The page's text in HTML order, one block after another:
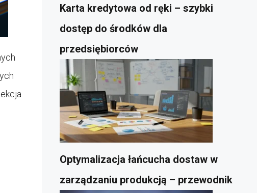
Karta kredytowa od ręki – szybki
dostęp do środków dla
przedsiębiorców
Optymalizacja łańcucha dostaw w
zarządzaniu produkcją – przewodnik